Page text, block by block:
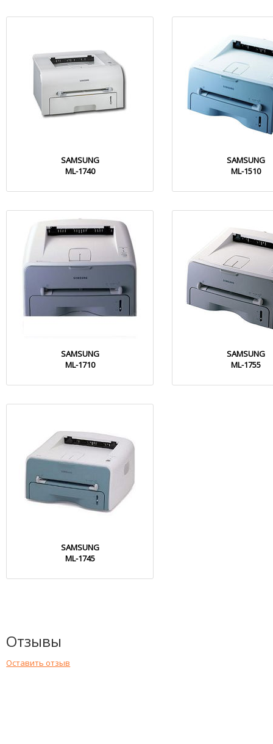
SAMSUNG
ML-1740
SAMSUNG
ML-1510
SAMSUNG
ML-1710
SAMSUNG
ML-1755
SAMSUNG
ML-1745
Отзывы
Оставить отзыв